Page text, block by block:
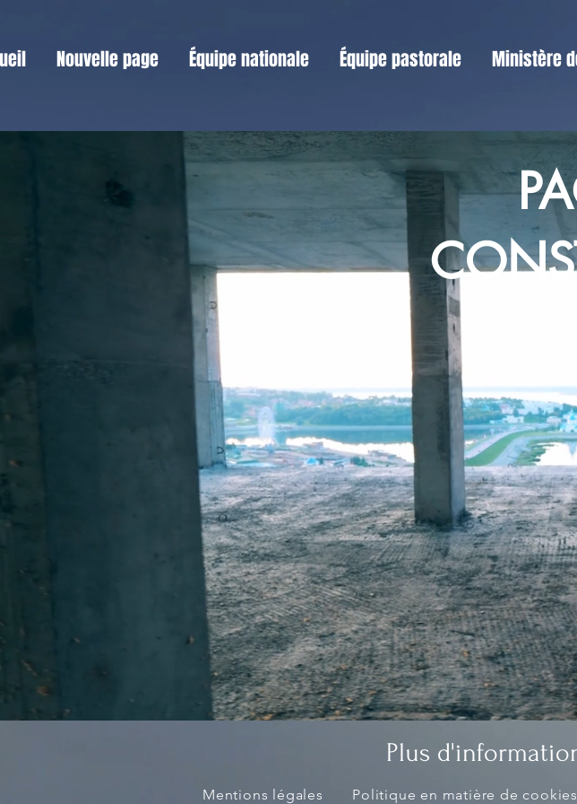
Nouvelle page Équipe nationale Équipe pastorale Ministère
Plus
Mentions légales Politique en matière de cookies